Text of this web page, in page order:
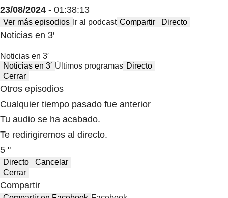
23/08/2024 - 01:38:13
Ver más episodios Ir al podcast Compartir Directo
Noticias en 3′
Noticias en 3′
Noticias en 3′ Últimos programas Directo
Cerrar
Otros episodios
Cualquier tiempo pasado fue anterior
Tu audio se ha acabado.
Te redirigiremos al directo.
5 "
Directo
Cancelar
Cerrar
Compartir